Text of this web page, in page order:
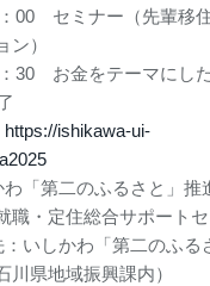
00 セミナー（先輩移
ン）
30 お金をテーマにし
https://ishikawa-ui-
「第二のふるさと」推
職・定住総合サポート
いしかわ「第二のふる
川県地域振興課内）